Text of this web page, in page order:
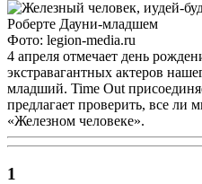
Фото: legion-media.ru
4 апреля отмечает день
экстравагантных актеров
младший. Time Out
предлагает проверить, все
«Железном человеке».
1